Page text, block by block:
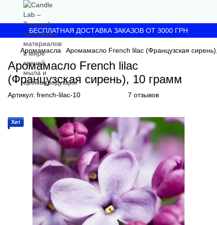
БЕСПЛАТНАЯ ДОСТАВКА ЗАКАЗОВ ОТ 3000 ГРН
Аромамасла Аромамасло French lilac (Французская
Аромамасло French lilac
(Французская сирень), 10 грамм
Артикул: french-lilac-10 7 отзывов
Хит